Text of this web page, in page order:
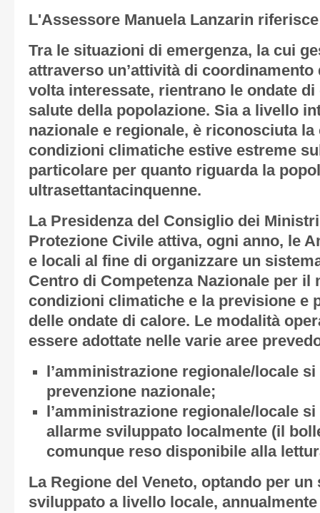
L'Assessore Manuela Lanzarin
Tra le situazioni di emergenza, la cui
attraverso un’attività di
volta interessate, rientrano le ondate
salute della popolazione. Sia a livello
nazionale e regionale, è riconosciuta
condizioni climatiche estive estreme
particolare per quanto riguarda la
ultrasettantacinquenne.
La Presidenza del Consiglio dei
Protezione Civile attiva, ogni anno, le
e locali al fine di organizzare un
Centro di Competenza Nazionale per il
condizioni climatiche e la previsione e
delle ondate di calore. Le modalità
essere adottate nelle varie aree
l’amministrazione regionale/locale
prevenzione nazionale;
l’amministrazione regionale/locale
allarme sviluppato localmente (il
comunque reso disponibile alla
La Regione del Veneto, optando per
sviluppato a livello locale,